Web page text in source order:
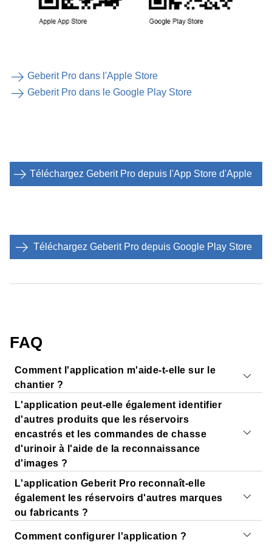
partir de 1983
les dimensions, permettent de déterminer facilement le
modèle Geberit correspondant. Une fois celui-ci
Plus besoin de démonter ou d'identifier le réservoir, la
Trouvez simplement le modèle Geberit correspondant et
les pièces de rechange associées en un clin d'œil !
Geberit Pro dans l'Apple Store
Geberit Pro dans le Google Play Store
Téléchargez Geberit Pro depuis l'App Store d'Apple
Téléchargez Geberit Pro depuis Google Play Store
FAQ
Comment l'application m'aide-t-elle sur le
chantier ?
Elle vous évite les recherches fastidieuses et vous fait
gagner un temps précieux. L'application Geberit Pro
facilite l'identification des produits Geberit et vous permet
d'accéder directement dans l'application aux détails des
manuels d'installation et au catalogue numérique des
produits.
L'application peut-elle également identifier
d'autres produits que les réservoirs
encastrés et les commandes de chasse
d'urinoir à l'aide de la reconnaissance
d'images ?
Les utilisateurs peuvent accéder aux informations sur
tous les produits disponibles sur le marché de deux
L'application Geberit Pro reconnaît-elle
également les réservoirs d'autres marques
ou fabricants ?
Comment configurer l'application ?